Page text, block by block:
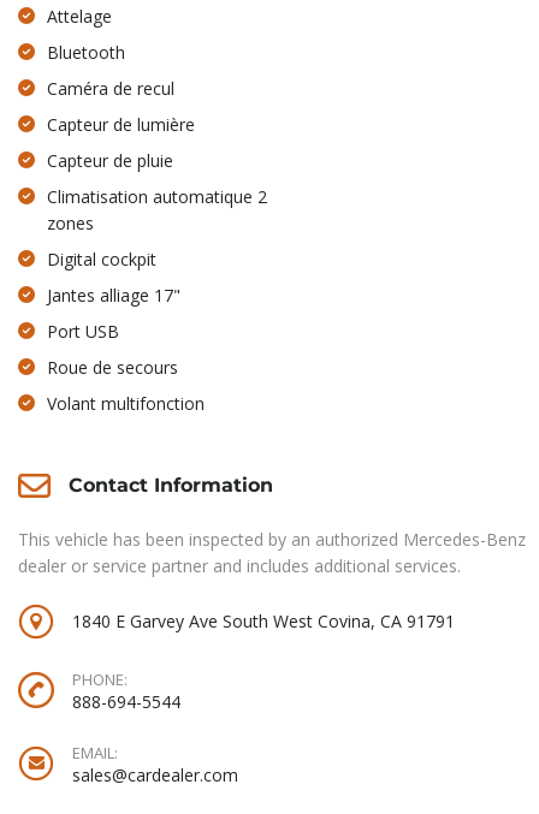
Attelage
Bluetooth
Caméra de recul
Capteur de lumière
Capteur de pluie
Climatisation automatique 2
zones
Digital cockpit
Jantes alliage 17"
Port USB
Roue de secours
Volant multifonction
Contact Information
This vehicle has been inspected by an authorized Mercedes-Benz
dealer or service partner and includes additional services.
1840 E Garvey Ave South West Covina, CA 91791
PHONE:
888-694-5544
EMAIL:
sales@cardealer.com